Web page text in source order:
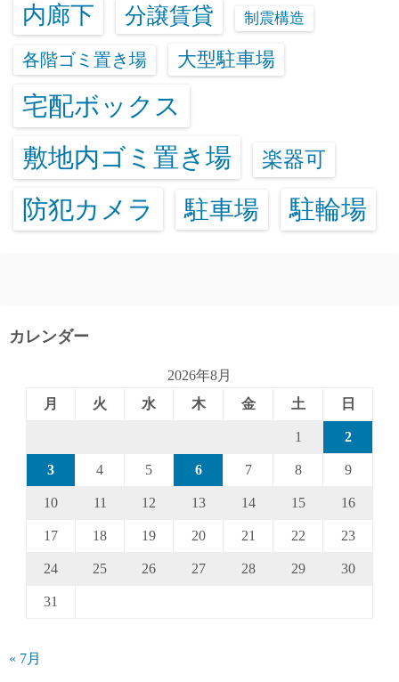
内廊下 分譲賃貸 制震構造
各階ゴミ置き場 大型駐車場
宅配ボックス
敷地内ゴミ置き場
楽器可
防犯カメラ 駐車場 駐輪場
カレンダー
2026年8月
月
火 水 木 金 土 日
1 2
3 4 5 6 7 8 9
10 11 12 13 14 15 16
17 18 19 20 21 22 23
24 25 26 27 28 29 30
31
« 7月